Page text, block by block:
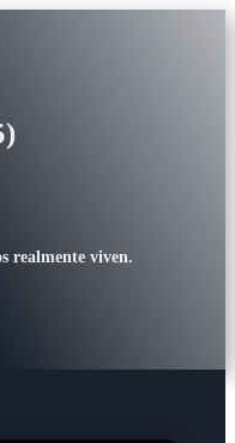
realmente viven.